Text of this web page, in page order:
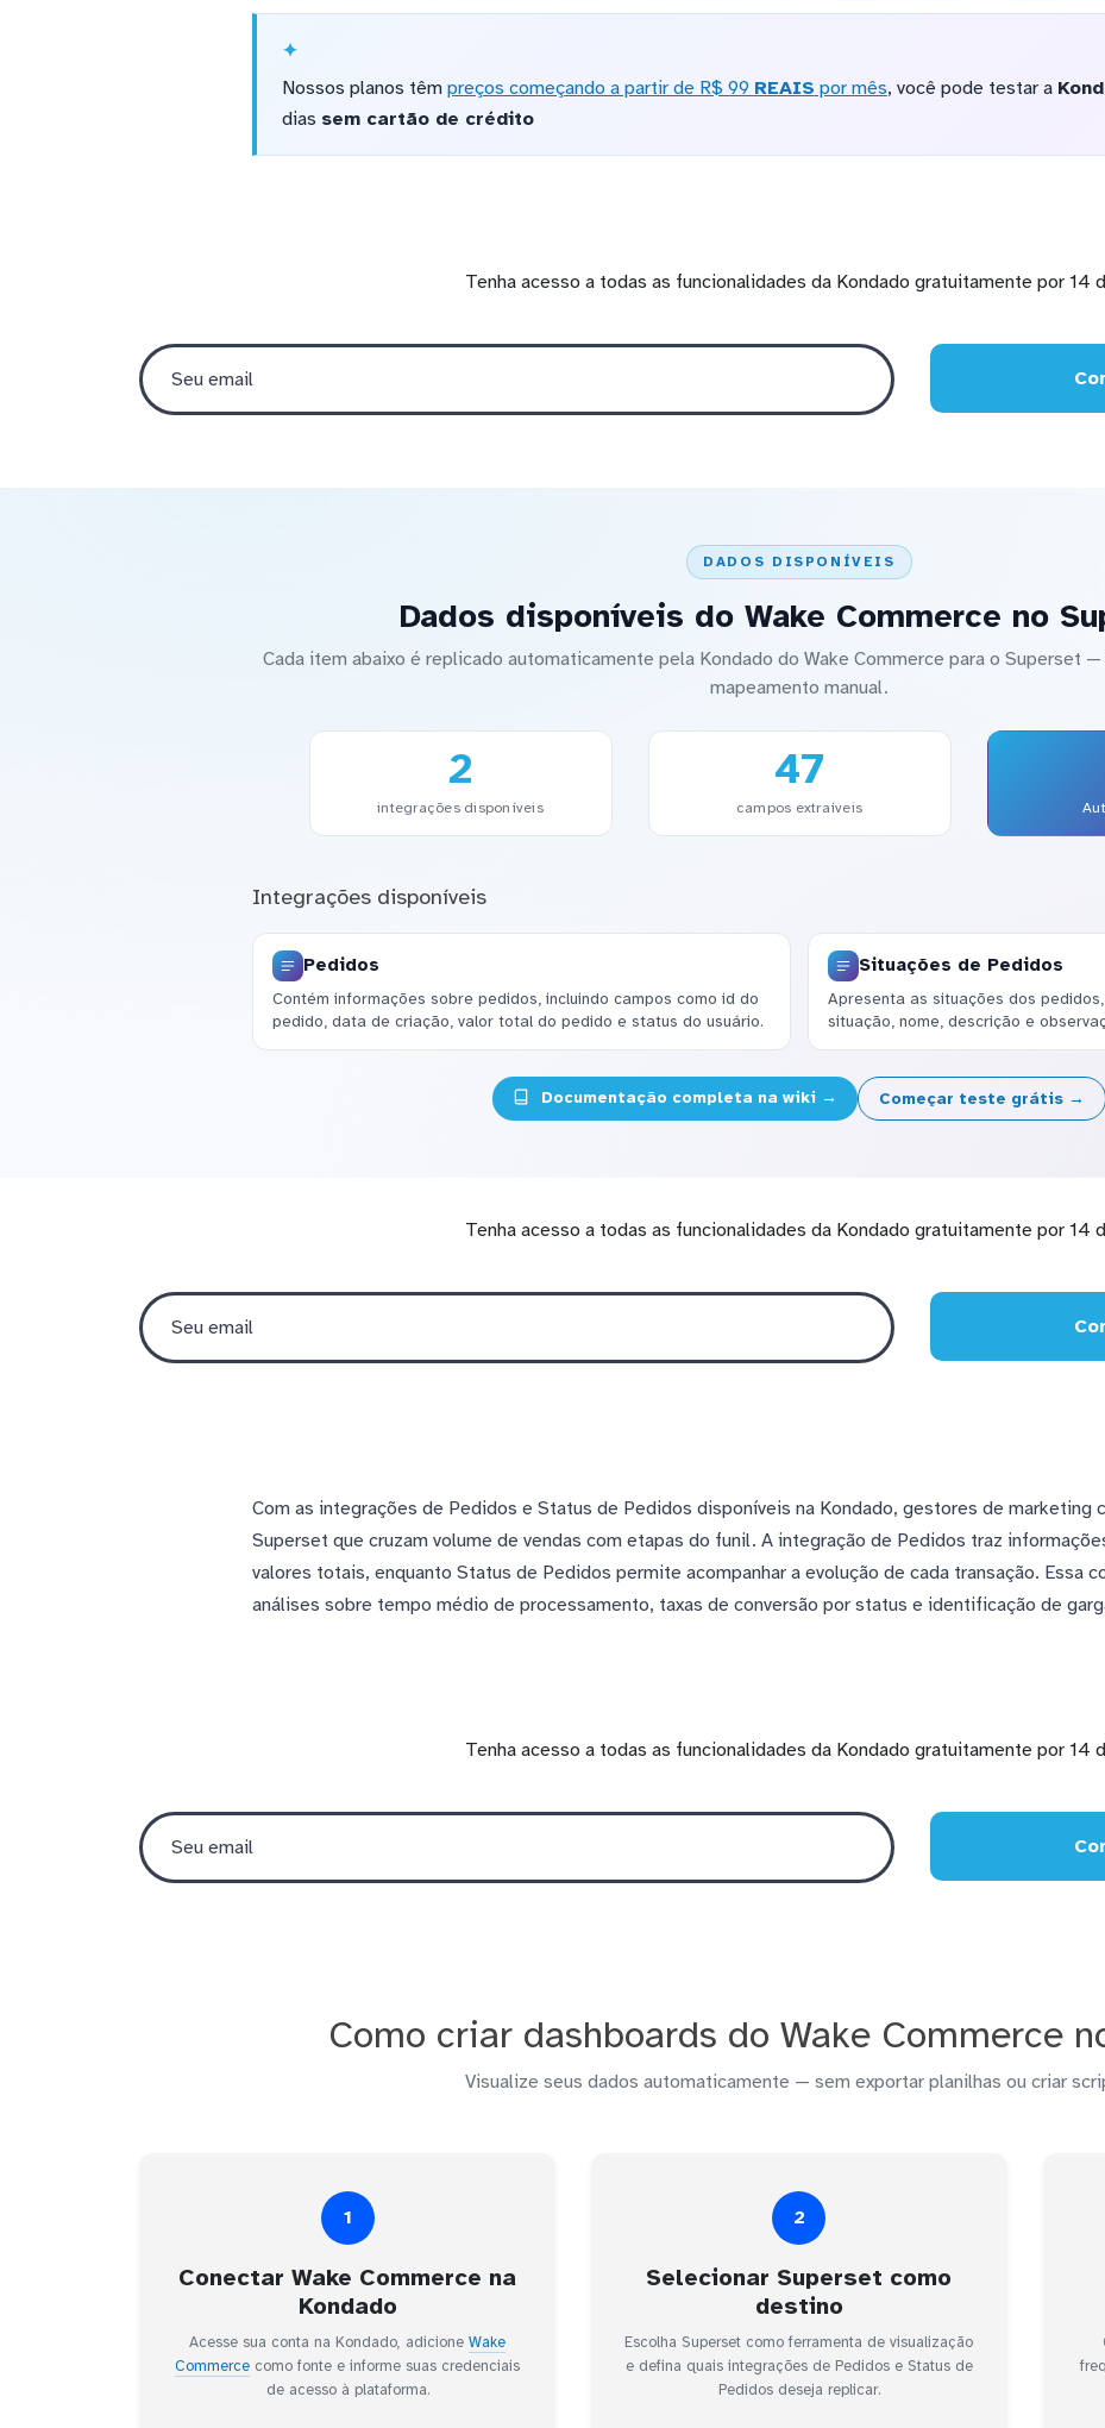
Nossos planos têm preços começando a partir de R$ 99 REAIS por mês, você pode testar a
dias sem cartão de crédito
Tenha acesso a todas as funcionalidades da Kondado gratuitamente por 14
DADOS DISPONÍVEIS
Dados disponíveis do Wake Commerce no
Cada item abaixo é replicado automaticamente pela Kondado do Wake Commerce para o Superset
mapeamento manual.
2
integrações disponíveis
47
campos extraíveis
Integrações disponíveis
Pedidos
Contém informações sobre pedidos, incluindo campos como id do
pedido, data de criação, valor total do pedido e status do usuário.
Situações de Pedidos
Apresenta as situações dos
situação, nome, descrição e
Documentação completa na wiki → Começar teste grátis →
Tenha acesso a todas as funcionalidades da Kondado gratuitamente por 14
Com as integrações de Pedidos e Status de Pedidos disponíveis na Kondado, gestores de marketing
Superset que cruzam volume de vendas com etapas do funil. A integração de Pedidos traz
valores totais, enquanto Status de Pedidos permite acompanhar a evolução de cada transação. Essa
análises sobre tempo médio de processamento, taxas de conversão por status e identificação de
Tenha acesso a todas as funcionalidades da Kondado gratuitamente por 14
Como criar dashboards do Wake Commerce
Visualize seus dados automaticamente — sem exportar planilhas ou criar
1
Conectar Wake Commerce na
Kondado
Acesse sua conta na Kondado, adicione Wake
Commerce como fonte e informe suas credenciais
de acesso à plataforma.
2
Selecionar Superset como
destino
Escolha Superset como ferramenta de visualização
e defina quais integrações de Pedidos e Status de
Pedidos deseja replicar.